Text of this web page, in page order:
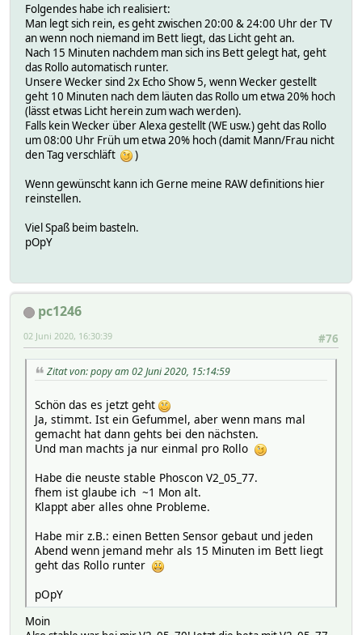
Folgendes habe ich realisiert:
Man legt sich rein, es geht zwischen 20:00 & 24:00 Uhr der TV
an wenn noch niemand im Bett liegt, das Licht geht an.
Nach 15 Minuten nachdem man sich ins Bett gelegt hat, geht
das Rollo automatisch runter.
Unsere Wecker sind 2x Echo Show 5, wenn Wecker gestellt
geht 10 Minuten nach dem läuten das Rollo um etwa 20% hoch
(lässt etwas Licht herein zum wach werden).
Falls kein Wecker über Alexa gestellt (WE usw.) geht das Rollo
um 08:00 Uhr Früh um etwa 20% hoch (damit Mann/Frau nicht
den Tag verschläft
)
Wenn gewünscht kann ich Gerne meine RAW definitions hier
reinstellen.
Viel Spaß beim basteln.
pOpY
pc1246
#76
02 Juni 2020, 16:30:39
Zitat von: popy am 02 Juni 2020, 15:14:59
Schön das es jetzt geht
Ja, stimmt. Ist ein Gefummel, aber wenn mans mal
gemacht hat dann gehts bei den nächsten.
Und man machts ja nur einmal pro Rollo
Habe die neuste stable Phoscon V2_05_77.
fhem ist glaube ich ~1 Mon alt.
Klappt aber alles ohne Probleme.
Habe mir z.B.: einen Betten Sensor gebaut und jeden
Abend wenn jemand mehr als 15 Minuten im Bett liegt
geht das Rollo runter
pOpY
Moin